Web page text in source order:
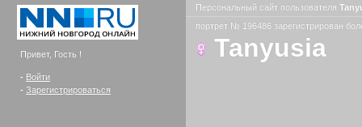
Привет, Гость !
- Войти
- Зарегистрироваться
Персональный сайт пользователя
портрет № 196486 зарегистрирован
Tanyusia